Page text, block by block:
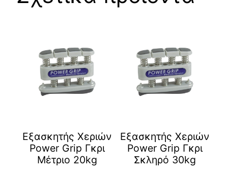
Εξασκητής Χεριών
Power Grip Γκρι
Μέτριο 20kg
Εξασκητής Χεριών
Power Grip Γκρι
Σκληρό 30kg